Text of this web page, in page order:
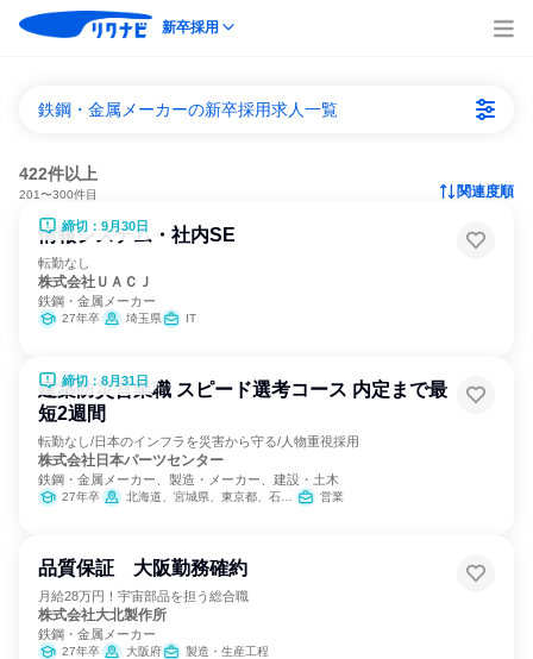
新卒採用
鉄鋼・金属メーカーの新卒採用求人一覧
422件以上
201〜300件目 関連度順
締切：9月30日
情報システム・社内SE
転勤なし
株式会社ＵＡＣＪ
鉄鋼・金属メーカー
27年卒 埼玉県 IT
締切：8月31日
建築防災営業職 スピード選考コース 内定まで最
短2週間
転勤なし/日本のインフラを災害から守る/人物重視採用
株式会社日本パーツセンター
鉄鋼・金属メーカー、製造・メーカー、建設・土木
27年卒 北海道、宮城県、東京都、石川県、大阪府、福岡県 営業
品質保証 大阪勤務確約
月給28万円！宇宙部品を担う総合職
株式会社大北製作所
鉄鋼・金属メーカー
27年卒 大阪府 製造・生産工程